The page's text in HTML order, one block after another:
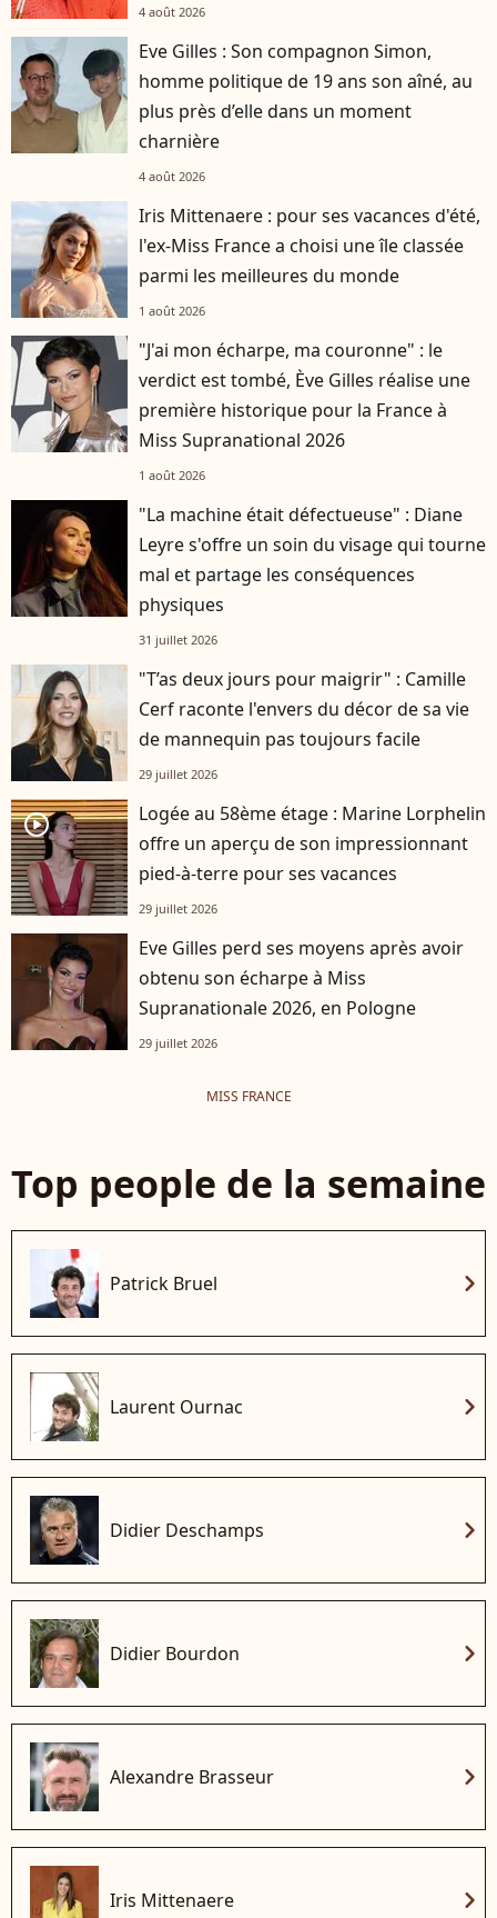
4 août 2026
Eve Gilles : Son compagnon Simon,
homme politique de 19 ans son aîné, au
plus près d’elle dans un moment
charnière
4 août 2026
Iris Mittenaere : pour ses vacances d'été,
l'ex-Miss France a choisi une île classée
parmi les meilleures du monde
1 août 2026
"J'ai mon écharpe, ma couronne" : le
verdict est tombé, Ève Gilles réalise une
première historique pour la France à
Miss Supranational 2026
1 août 2026
"La machine était défectueuse" : Diane
Leyre s'offre un soin du visage qui tourne
mal et partage les conséquences
physiques
31 juillet 2026
"T’as deux jours pour maigrir" : Camille
Cerf raconte l'envers du décor de sa vie
de mannequin pas toujours facile
29 juillet 2026
player2
Logée au 58ème étage : Marine Lorphelin
offre un aperçu de son impressionnant
pied-à-terre pour ses vacances
29 juillet 2026
Eve Gilles perd ses moyens après avoir
obtenu son écharpe à Miss
Supranationale 2026, en Pologne
29 juillet 2026
MISS FRANCE
Top people de la semaine
Patrick Bruel chevron_right
Laurent Ournac chevron_right
Didier Deschamps chevron_right
Didier Bourdon chevron_right
Alexandre Brasseur chevron_right
Iris Mittenaere chevron_right